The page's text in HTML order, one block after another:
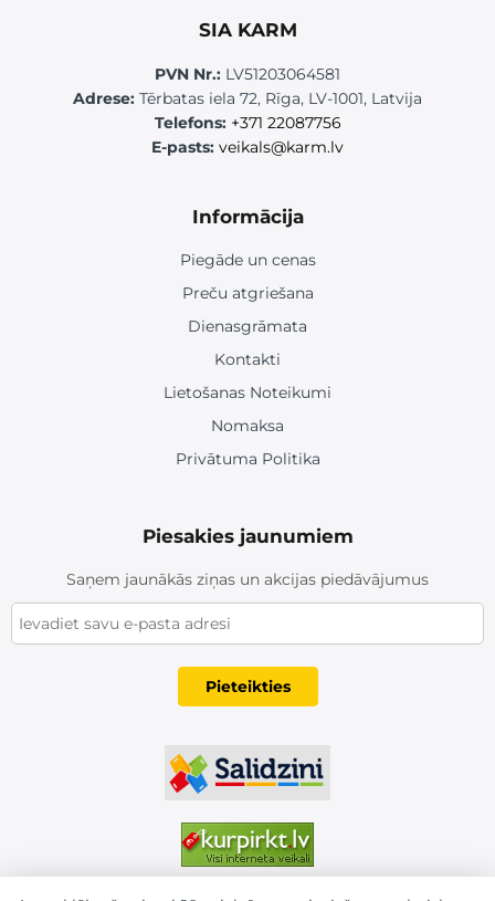
SIA KARM
PVN Nr.: LV51203064581
Adrese: Tērbatas iela 72, Rīga, LV-1001, Latvija
Telefons: +371 22087756
E-pasts: veikals@karm.lv
Informācija
Piegāde un cenas
Preču atgriešana
Dienasgrāmata
Kontakti
Lietošanas Noteikumi
Nomaksa
Privātuma Politika
Piesakies jaunumiem
Saņem jaunākās ziņas un akcijas piedāvājumus
Pieteikties